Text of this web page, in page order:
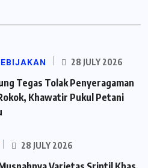
28 JULY 2026
Tegas Tolak Penyeragaman
Khawatir Pukul Petani
28 JULY 2026